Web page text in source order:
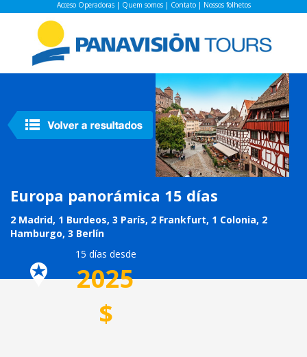
Acceso Operadoras| Quem somos| Contato| Nossos folhetos
Europa panorámica 15 días
2 Madrid, 1 Burdeos, 3 París, 2 Frankfurt, 1 Colonia, 2
Hamburgo, 3 Berlín
15 días desde
2025
$